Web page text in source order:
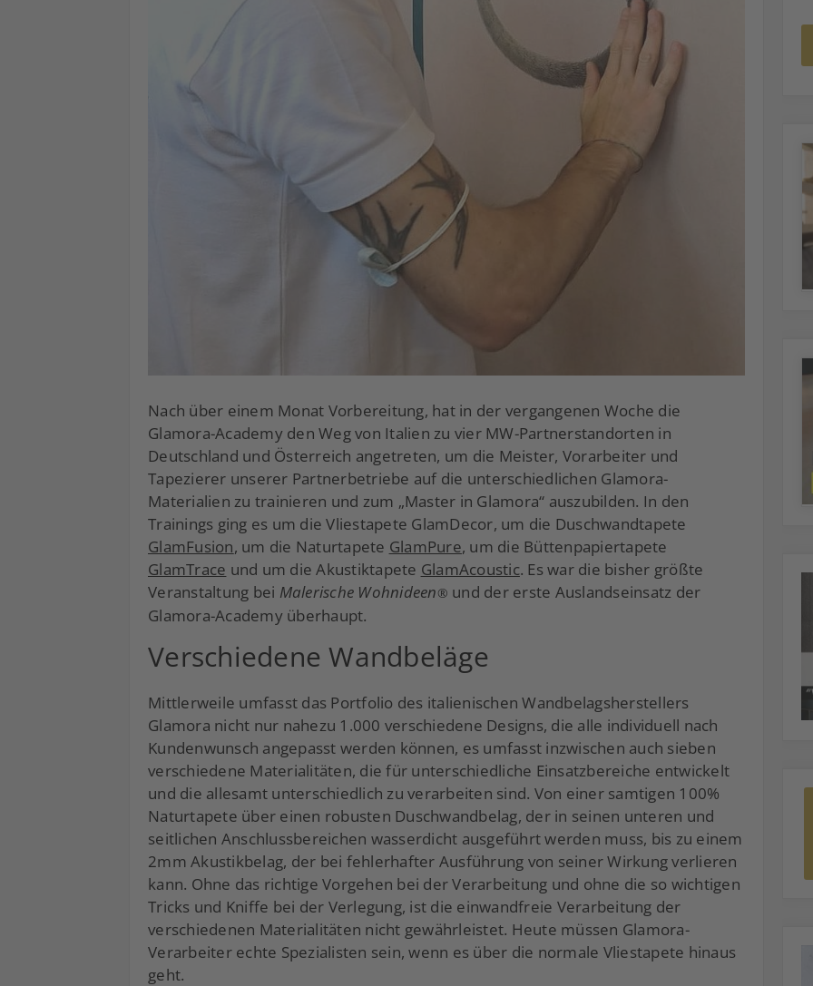
Nach über einem Monat Vorbereitung, hat in der vergangenen Woche die
Glamora-Academy den Weg von Italien zu vier MW-Partnerstandorten in
Deutschland und Österreich angetreten, um die Meister, Vorarbeiter und
Tapezierer unserer Partnerbetriebe auf die unterschiedlichen Glamora-
Materialien zu trainieren und zum „Master in Glamora“ auszubilden. In den
Trainings ging es um die Vliestapete GlamDecor, um die Duschwandtapete
GlamFusion, um die Naturtapete GlamPure, um die Büttenpapiertapete
GlamTrace und um die Akustiktapete GlamAcoustic. Es war die bisher größte
Veranstaltung bei Malerische Wohnideen® und der erste Auslandseinsatz der
Glamora-Academy überhaupt.
Verschiedene Wandbeläge
Mittlerweile umfasst das Portfolio des italienischen Wandbelagsherstellers
Glamora nicht nur nahezu 1.000 verschiedene Designs, die alle individuell nach
Kundenwunsch angepasst werden können, es umfasst inzwischen auch sieben
verschiedene Materialitäten, die für unterschiedliche Einsatzbereiche entwickelt
und die allesamt unterschiedlich zu verarbeiten sind. Von einer samtigen 100%
Naturtapete über einen robusten Duschwandbelag, der in seinen unteren und
seitlichen Anschlussbereichen wasserdicht ausgeführt werden muss, bis zu einem
2mm Akustikbelag, der bei fehlerhafter Ausführung von seiner Wirkung verlieren
kann. Ohne das richtige Vorgehen bei der Verarbeitung und ohne die so wichtigen
Tricks und Kniffe bei der Verlegung, ist die einwandfreie Verarbeitung der
verschiedenen Materialitäten nicht gewährleistet. Heute müssen Glamora-
Verarbeiter echte Spezialisten sein, wenn es über die normale Vliestapete hinaus
geht.